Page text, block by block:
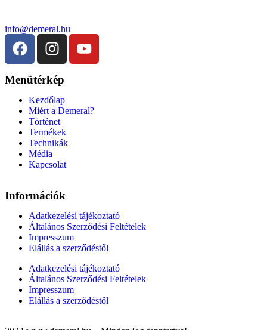
info@demeral.hu
Menütérkép
Kezdőlap
Miért a Demeral?
Történet
Termékek
Technikák
Média
Kapcsolat
Információk
Adatkezelési tájékoztató
Általános Szerződési Feltételek
Impresszum
Elállás a szerződéstől
Adatkezelési tájékoztató
Általános Szerződési Feltételek
Impresszum
Elállás a szerződéstől